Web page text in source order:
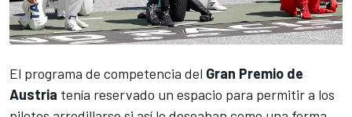
El programa de competencia del Gran Premio de
Austria tenía reservado un espacio para permitir a los